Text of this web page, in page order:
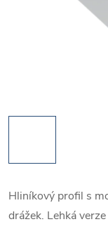
Hliníkový profil s
drážek. Lehká